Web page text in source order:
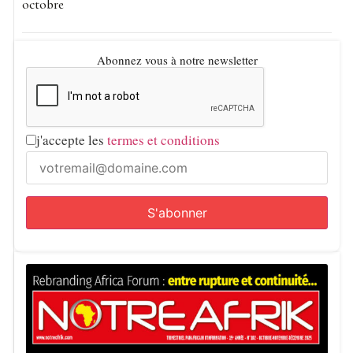
Quelques heures plus tard, il a également diffusé une
seconde publication reprenant la réaction du ministre de
«Si mon intention était de soutenir les
putschistes, je n’aurais pas publié cette deuxième
information», a-t-il plaidé. Malgré ses explications, la
Cour a retenu sa culpabilité. Le journaliste dispose
désormais d’un délai de 15 jours pour interjeter appel de
cette décision.
octobre
Abonnez vous à notre newsletter
j'accepte les termes et conditions